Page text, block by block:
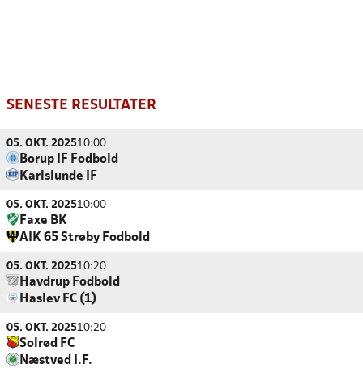
SENESTE RESULTATER
05. OKT. 202510:00
Borup IF Fodbold
Karlslunde IF
05. OKT. 202510:00
Faxe BK
AIK 65 Strøby Fodbold
05. OKT. 202510:20
Havdrup Fodbold
Haslev FC (1)
05. OKT. 202510:20
Solrød FC
Næstved I.F.